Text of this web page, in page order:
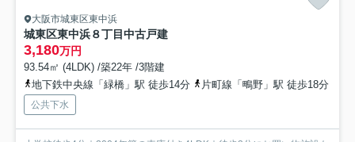
大阪市城東区東中浜
城東区東中浜８丁目中古戸建
3,180万円
93.54㎡ (4LDK) /築22年 /3階建
地下鉄中央線「緑橋」駅 徒歩14分
片町線「鴫野」駅 徒歩18分
公共下水